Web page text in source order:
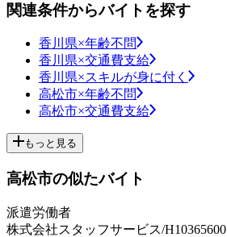
関連条件からバイトを探す
香川県×年齢不問
香川県×交通費支給
香川県×スキルが身に付く
高松市×年齢不問
高松市×交通費支給
もっと見る
高松市の似たバイト
派遣労働者
株式会社スタッフサービス/H10365600